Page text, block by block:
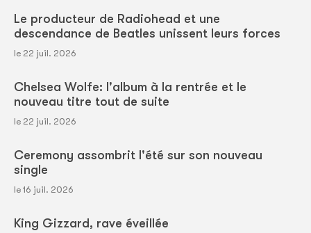
Le producteur de Radiohead et une
descendance de Beatles unissent leurs forces
le 22 juil. 2026
Chelsea Wolfe: l'album à la rentrée et le
nouveau titre tout de suite
le 22 juil. 2026
Ceremony assombrit l'été sur son nouveau
single
le 16 juil. 2026
King Gizzard, rave éveillée